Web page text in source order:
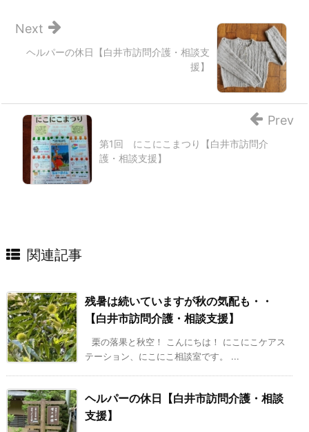
ヘルパーの休日【白井市訪問介護・相談支
援】
Next
第1回 にこにこまつり【白井市訪問介
護・相談支援】
Prev
関連記事
残暑は続いていますが秋の気配も・・
【白井市訪問介護・相談支援】
栗の落果と秋空！ こんにちは！ にこにこケアス
テーション、にこにこ相談室です。 ...
ヘルパーの休日【白井市訪問介護・相談
支援】